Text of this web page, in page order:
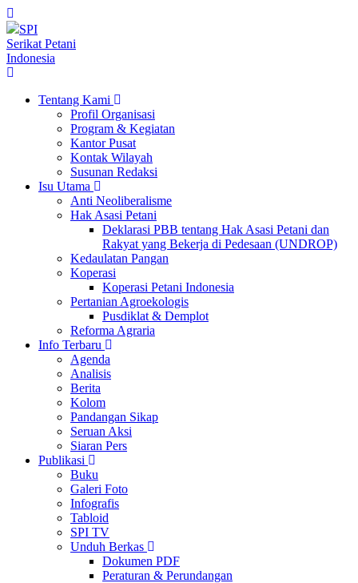
SPI
Serikat Petani
Indonesia
Tentang Kami
Profil Organisasi
Program & Kegiatan
Kantor Pusat
Kontak Wilayah
Susunan Redaksi
Isu Utama
Anti Neoliberalisme
Hak Asasi Petani
Deklarasi PBB tentang Hak Asasi Petani dan
Rakyat yang Bekerja di Pedesaan (UNDROP)
Kedaulatan Pangan
Koperasi
Koperasi Petani Indonesia
Pertanian Agroekologis
Pusdiklat & Demplot
Reforma Agraria
Info Terbaru
Agenda
Analisis
Berita
Kolom
Pandangan Sikap
Seruan Aksi
Siaran Pers
Publikasi
Buku
Galeri Foto
Infografis
Tabloid
SPI TV
Unduh Berkas
Dokumen PDF
Peraturan & Perundangan